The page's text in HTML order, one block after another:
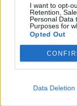
I want to opt-
Retention,
Personal Data
Purposes for
Opted Out
Data Deletion
Some
YouTube
Facebook
Twitter
Kustantaja ja toimitus